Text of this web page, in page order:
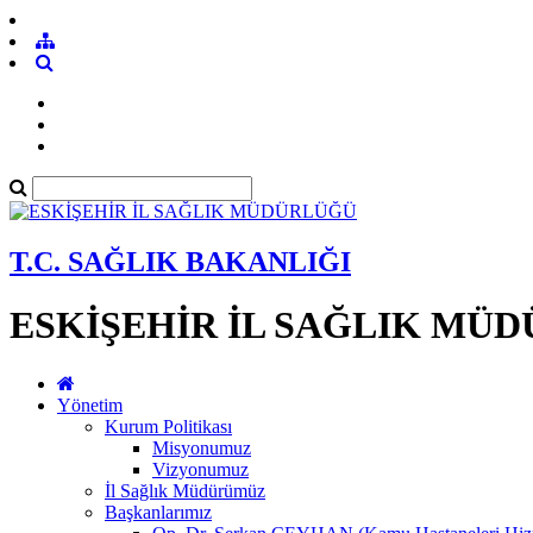
T.C. SAĞLIK BAKANLIĞI
ESKİŞEHİR İL SAĞLIK
Yönetim
Kurum Politikası
Misyonumuz
Vizyonumuz
İl Sağlık Müdürümüz
Başkanlarımız